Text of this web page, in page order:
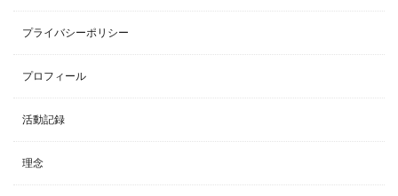
プライバシーポリシー
プロフィール
活動記録
理念